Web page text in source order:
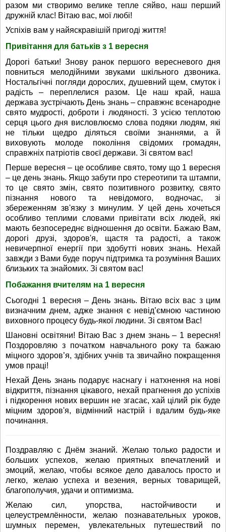
разом ми створимо велике тепле сяйво, наш перший
дружній клас! Вітаю вас, мої любі!
Успіхів вам у найяскравішій пригоді життя!
Привітання для батьків з 1 вересня
Дорогі батьки! Знову ранок першого вересневого дня
повниться мелодійними звуками шкільного дзвоника.
Ностальгічні погляди дорослих, душевний щем, смуток і
радість – переплелися разом. Це наш край, наша
держава зустрічають День знань – справжнє всенародне
свято мудрості, доброти і людяності. З усією теплотою
серця цього дня висловлюємо слова подяки людям, які
не тільки щедро діляться своїми знаннями, а й
виховують молоде покоління свідомих громадян,
справжніх патріотів своєї держави. Зі святом вас!
Перше вересня – це особливе свято, тому що 1 вересня
– це день знань. Якщо забути про стереотипи та штампи,
то це свято змін, свято позитивного розвитку, свято
пізнання нового та невідомого, водночас, зі
збереженням зв'язку з минулим. У цей день хочеться
особливо теплими словами привітати всіх людей, які
мають безпосереднє відношення до освіти. Бажаю Вам,
дорогі друзі, здоров'я, щастя та радості, а також
невичерпної енергії при здобутті нових знань. Нехай
завжди з Вами буде поруч підтримка та розуміння Ваших
близьких та знайомих. Зі святом вас!
Побажання вчителям на 1 вересня
Сьогодні 1 вересня – День знань. Вітаю всіх вас з цим
визначним днем, адже знання є невід’ємною частиною
виховного процесу будь-якої людини. Зі святом Вас!
Шановні освітяни! Вітаю Вас з днем знань – 1 вересня!
Поздоровляю з початком навчального року та бажаю
міцного здоров’я, здібних учнів та звичайно покращення
умов праці!
Нехай День знань подарує наснагу і натхнення на нові
відкриття, пізнання цікавого, нехай прагнення до успіхів
і підкорення нових вершин не згасає, хай цілий рік буде
міцним здоров'я, відмінний настрій і вдалим будь-яке
починання.
Поздравляю с Днём знаний. Желаю только радости и
больших успехов, желаю приятных впечатлений и
эмоций, желаю, чтобы всякое дело давалось просто и
легко, желаю успеха и везения, верных товарищей,
благополучия, удачи и оптимизма.
Желаю сил, упорства, настойчивости и
целеустремлённости, желаю познавательных уроков,
шумных перемен, увлекательных путешествий по